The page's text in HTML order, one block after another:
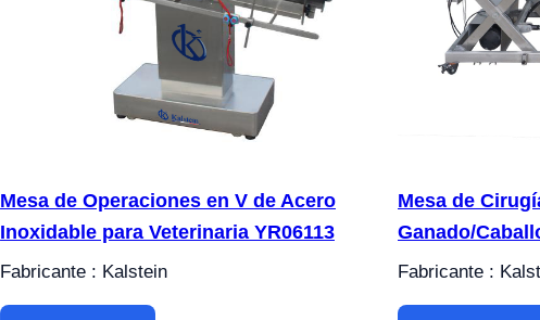
Mesa de Operaciones en V de Acero
Inoxidable para Veterinaria YR06113
Fabricante : Kalstein
Mesa de
Ganado/
Fabricante :